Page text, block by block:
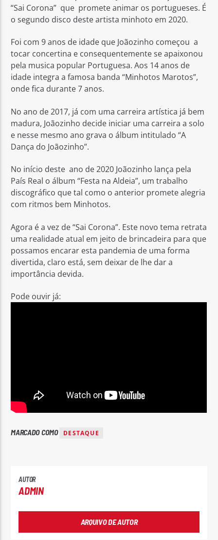
Rádio No ar
“Sai Corona” que promete animar os portugueses. É
o segundo disco deste artista minhoto em 2020.
Foi com 9 anos de idade que Joãozinho começou a
tocar concertina e consequentemente se apaixonou
pela musica popular Portuguesa. Aos 14 anos de
idade integra a famosa banda “Minhotos Marotos”,
onde fica durante 7 anos.
No ano de 2017, já com uma carreira artística já bem
madura, Joãozinho decide iniciar uma carreira a solo
e nesse mesmo ano grava o álbum intitulado “A
Dança do Joãozinho”.
No início deste ano de 2020 Joãozinho lança pela
País Real o álbum “Festa na Aldeia”, um trabalho
discográfico que tal como o anterior promete alegria
com ritmos bem Minhotos.
Agora é a vez de “Sai Corona”. Este novo tema retrata
uma realidade atual em jeito de brincadeira para que
possamos encarar esta pandemia de uma forma
divertida, claro está, sem deixar de lhe dar a
importância devida.
Pode ouvir já:
MARCADO COMO DESTAQUE
AUTOR
ADMIN
ARQUIVO DE AUTOR